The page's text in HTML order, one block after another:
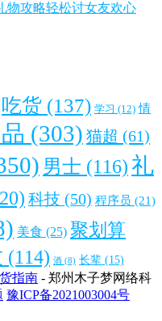
物攻略轻松讨女友欢心
吃货 (137) 学习 (12) 情
(303) 猫超 (61)
男士 (116)礼
科技 (50) 程序员 (21)
美食 (25) 聚划算
(114) 酒 (8) 长辈 (15)
指南 - 郑州木子梦网络科
豫ICP备2021003004号